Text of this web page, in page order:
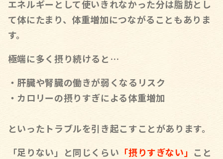
エネルギーとして使いきれなかった分は脂肪とし
て体にたまり、体重増加につながることもありま
す。
極端に多く摂り続けると…
・肝臓や腎臓の働きが弱くなるリスク
・カロリーの摂りすぎによる体重増加
といったトラブルを引き起こすことがあります。
「足りない」と同じくらい 「摂りすぎない」 こと